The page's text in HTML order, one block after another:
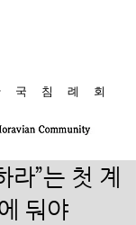
국 침 례 회
라”는 첫 계
둬야